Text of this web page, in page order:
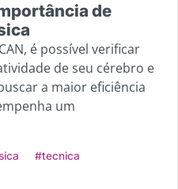
de
é possível verificar
de seu cérebro e
a maior eficiência
um
#tecnica